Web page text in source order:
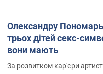
Олександру
трьох дітей секс-
вони мають
За розвитком кар'єри